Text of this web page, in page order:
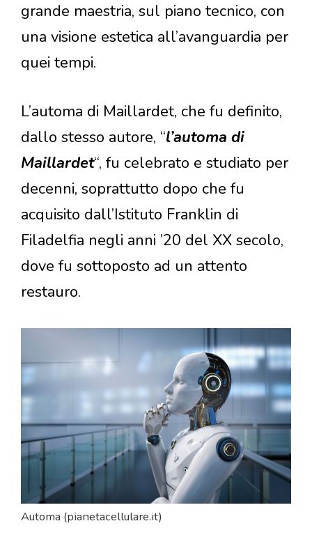
grande maestria, sul piano tecnico, con
una visione estetica all’avanguardia per
quei tempi.
L’automa di Maillardet, che fu definito,
dallo stesso autore, “l’automa di
Maillardet“, fu celebrato e studiato per
decenni, soprattutto dopo che fu
acquisito dall’Istituto Franklin di
Filadelfia negli anni ’20 del XX secolo,
dove fu sottoposto ad un attento
restauro.
Automa (pianetacellulare.it)